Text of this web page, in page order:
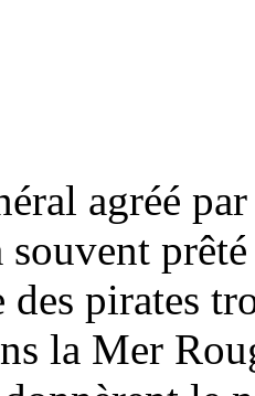
agréé
souvent
des pirates
la Mer